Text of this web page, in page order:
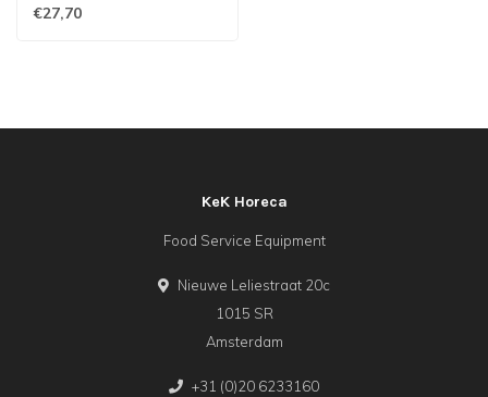
€27,70
KeK Horeca
Food Service Equipment
Nieuwe Leliestraat 20c
1015 SR
Amsterdam
+31 (0)20 6233160